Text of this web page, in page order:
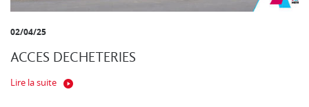
02/04/25
ACCES DECHETERIES
Lire la suite